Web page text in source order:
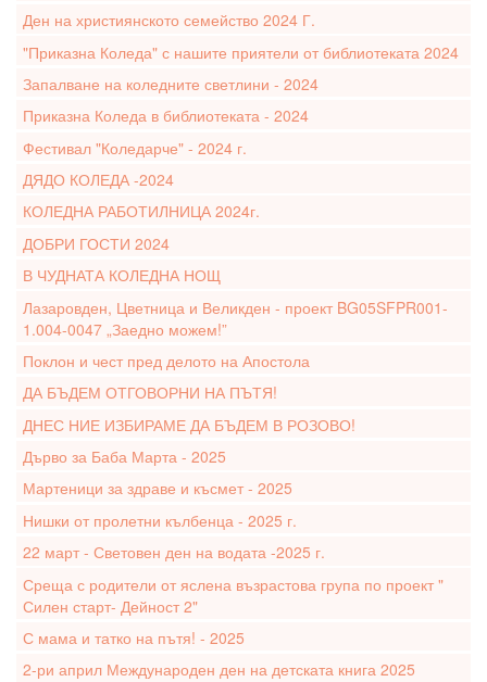
Ден на християнското семейство 2024 Г.
"Приказна Коледа" с нашите приятели от библиотеката 2024
Запалване на коледните светлини - 2024
Приказна Коледа в библиотеката - 2024
Фестивал "Коледарче" - 2024 г.
ДЯДО КОЛЕДА -2024
КОЛЕДНА РАБОТИЛНИЦА 2024г.
ДОБРИ ГОСТИ 2024
В ЧУДНАТА КОЛЕДНА НОЩ
Лазаровден, Цветница и Великден - проект BG05SFPR001-
1.004-0047 „Заедно можем!”
Поклон и чест пред делото на Апостола
ДА БЪДЕМ ОТГОВОРНИ НА ПЪТЯ!
ДНЕС НИЕ ИЗБИРАМЕ ДА БЪДЕМ В РОЗОВО!
Дърво за Баба Марта - 2025
Мартеници за здраве и късмет - 2025
Нишки от пролетни кълбенца - 2025 г.
22 март - Световен ден на водата -2025 г.
Среща с родители от яслена възрастова група по проект "
Силен старт- Дейност 2"
С мама и татко на пътя! - 2025
2-ри април Международен ден на детската книга 2025